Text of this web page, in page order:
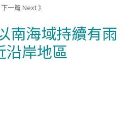
下一篇 Next 》
南海域持續有雨
沿岸地區